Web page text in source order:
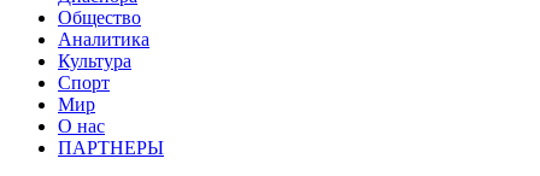
Общество
Аналитика
Культура
Спорт
Мир
О нас
ПАРТНЕРЫ